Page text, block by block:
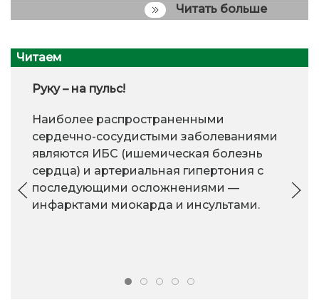
Читать больше
Читаем
Руку – на пульс!
Наиболее распространенными
сердечно-сосудистыми заболеваниями
являются ИБС (ишемическая болезнь
сердца) и артериальная гипертония с
последующими осложнениями —
инфарктами миокарда и инсультами.